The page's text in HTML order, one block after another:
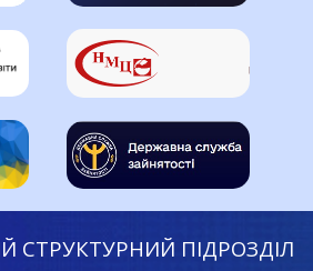
СТРУКТУРНИЙ ПІДРОЗДІЛ